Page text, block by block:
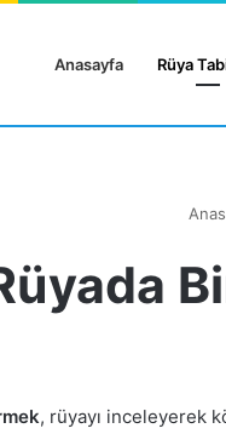
Anasayfa Rüya
, rüyayı inceleyerek